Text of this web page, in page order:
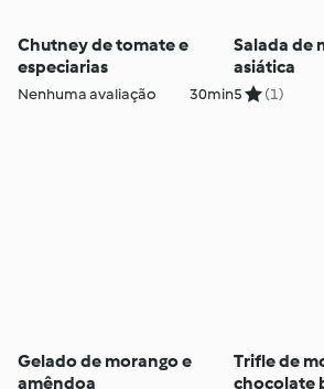
Chutney de tomate e
especiarias
Nenhuma avaliação 30min
Salada de
asiática
5 (1)
Gelado de morango e
amêndoa
Trifle de
chocolate